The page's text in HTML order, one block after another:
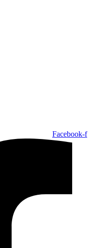
Facebook-f